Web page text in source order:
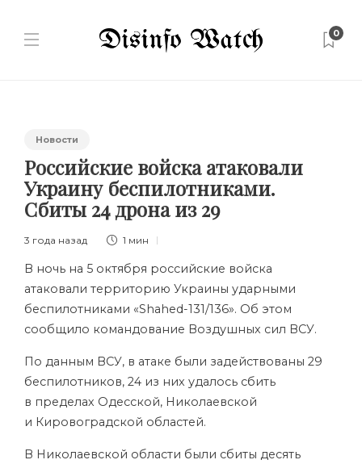
0
Новости
Российские войска атаковали
Украину беспилотниками.
Сбиты 24 дрона из 29
3 года назад 1 мин
В ночь на 5 октября российские войска
атаковали территорию Украины ударными
беспилотниками «Shahed-131/136». Об этом
сообщило командование Воздушных сил ВСУ.
По данным ВСУ, в атаке были задействованы 29
беспилотников, 24 из них удалось сбить
в пределах Одесской, Николаевской
и Кировоградской областей.
В Николаевской области были сбиты десять